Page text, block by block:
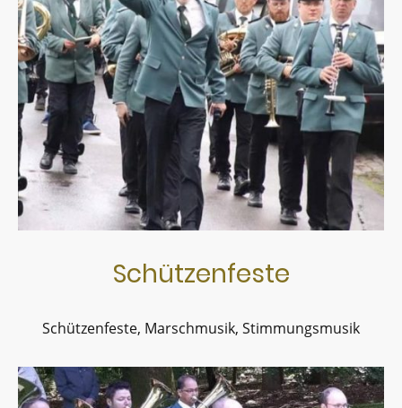
Schützenfeste
Schützenfeste, Marschmusik, Stimmungsmusik